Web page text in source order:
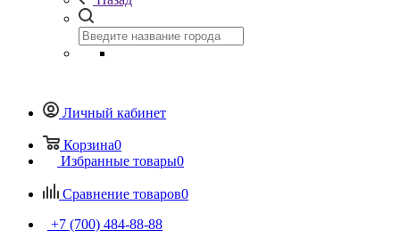
Личный кабинет
Корзина0
Избранные товары0
Сравнение товаров0
+7 (700) 484-88-88